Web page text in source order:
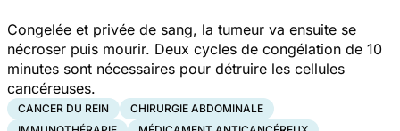
Congelée et privée de sang, la tumeur va ensuite se
nécroser puis mourir. Deux cycles de congélation de 10
minutes sont nécessaires pour détruire les cellules
cancéreuses.
CANCER DU REIN
CHIRURGIE ABDOMINALE